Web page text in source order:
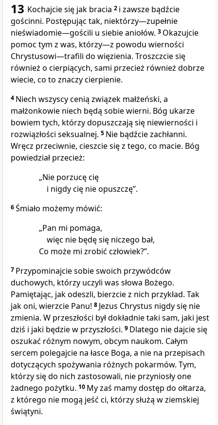
13 Kochajcie się jak bracia 2 i zawsze bądźcie
gościnni. Postępując tak, niektórzy—zupełnie
nieświadomie—gościli u siebie aniołów. 3 Okazujcie
pomoc tym z was, którzy—z powodu wierności
Chrystusowi—trafili do więzienia. Troszczcie się
również o cierpiących, sami przecież również dobrze
wiecie, co to znaczy cierpienie.
4 Niech wszyscy cenią związek małżeński, a
małżonkowie niech będą sobie wierni. Bóg ukarze
bowiem tych, którzy dopuszczają się niewierności i
rozwiązłości seksualnej. 5 Nie bądźcie zachłanni.
Wręcz przeciwnie, cieszcie się z tego, co macie. Bóg
powiedział przecież:
„Nie porzucę cię
i nigdy cię nie opuszczę”.
6Śmiało możemy mówić:
„Pan mi pomaga,
więc nie będę się niczego bał,
Co może mi zrobić człowiek?”.
7 Przypominajcie sobie swoich przywódców
duchowych, którzy uczyli was słowa Bożego.
Pamiętając, jak odeszli, bierzcie z nich przykład. Tak
jak oni, wierzcie Panu! 8 Jezus Chrystus nigdy się nie
zmienia. W przeszłości był dokładnie taki sam, jaki jest
dziś i jaki będzie w przyszłości. 9 Dlatego nie dajcie się
oszukać różnym nowym, obcym naukom. Całym
sercem polegajcie na łasce Boga, a nie na przepisach
dotyczących spożywania różnych pokarmów. Tym,
którzy się do nich zastosowali, nie przyniosły one
żadnego pożytku. 10 My zaś mamy dostęp do ołtarza,
z którego nie mogą jeść ci, którzy służą w ziemskiej
świątyni.